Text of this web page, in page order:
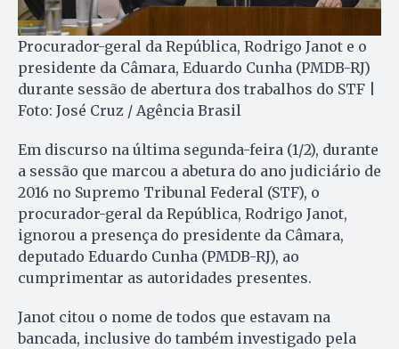
Procurador-geral da República, Rodrigo Janot e o
presidente da Câmara, Eduardo Cunha (PMDB-RJ)
durante sessão de abertura dos trabalhos do STF |
Foto: José Cruz / Agência Brasil
Em discurso na última segunda-feira (1/2), durante
a sessão que marcou a abetura do ano judiciário de
2016 no Supremo Tribunal Federal (STF), o
procurador-geral da República, Rodrigo Janot,
ignorou a presença do presidente da Câmara,
deputado Eduardo Cunha (PMDB-RJ), ao
cumprimentar as autoridades presentes.
Janot citou o nome de todos que estavam na
bancada, inclusive do também investigado pela